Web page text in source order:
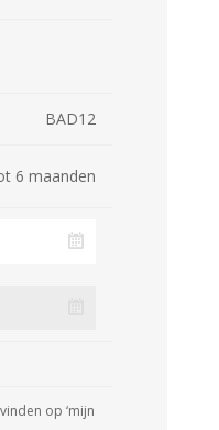
BAD12
6 maanden
op ‘mijn